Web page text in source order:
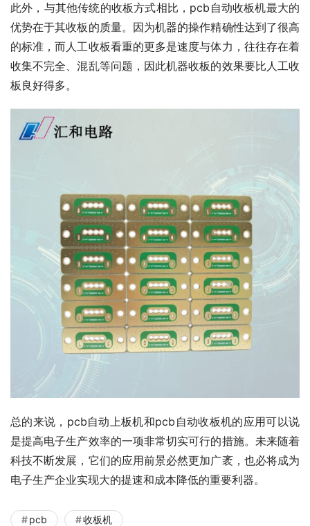
此外，与其他传统的收板方式相比，pcb自动收板机最大的
优势在于其收板的质量。因为机器的操作精确性达到了很高
的标准，而人工收板看重的更多是速度与体力，往往存在着
收集不完全、混乱等问题，因此机器收板的效果要比人工收
板良好得多。
总的来说，pcb自动上板机和pcb自动收板机的应用可以说
是提高电子生产效率的一项非常切实可行的措施。未来随着
科技不断发展，它们的应用前景必然更加广袤，也必将成为
电子生产企业实现大的提速和成本降低的重要利器。
pcb 收板机